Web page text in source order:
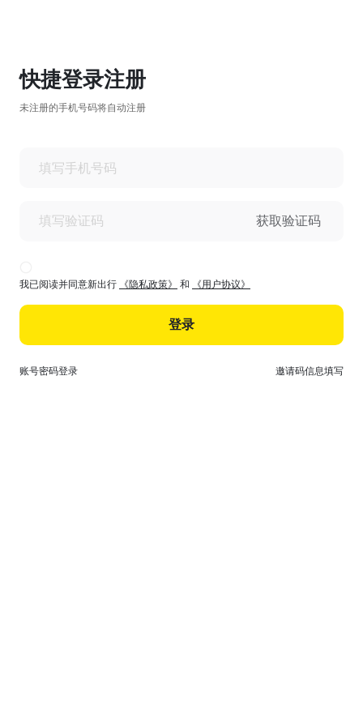
快捷登录注册
未注册的手机号码将自动注册
获取验证码
我已阅读并同意新出行 《隐私政策》 和 《用户协议》
登录
账号密码登录 邀请码信息填写